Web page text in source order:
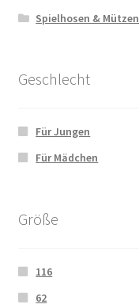
Spielhosen & Mützen
Geschlecht
Für Jungen
Für Mädchen
Größe
116
62